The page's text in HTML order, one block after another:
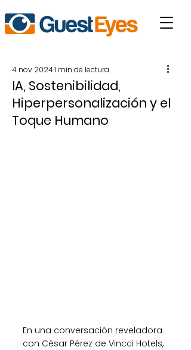
IA, Sostenibilidad,
Hiperpersonalización y el
Toque Humano
4 nov 20241 min de lectura
En una conversación reveladora
con César Pérez de Vincci Hotels,